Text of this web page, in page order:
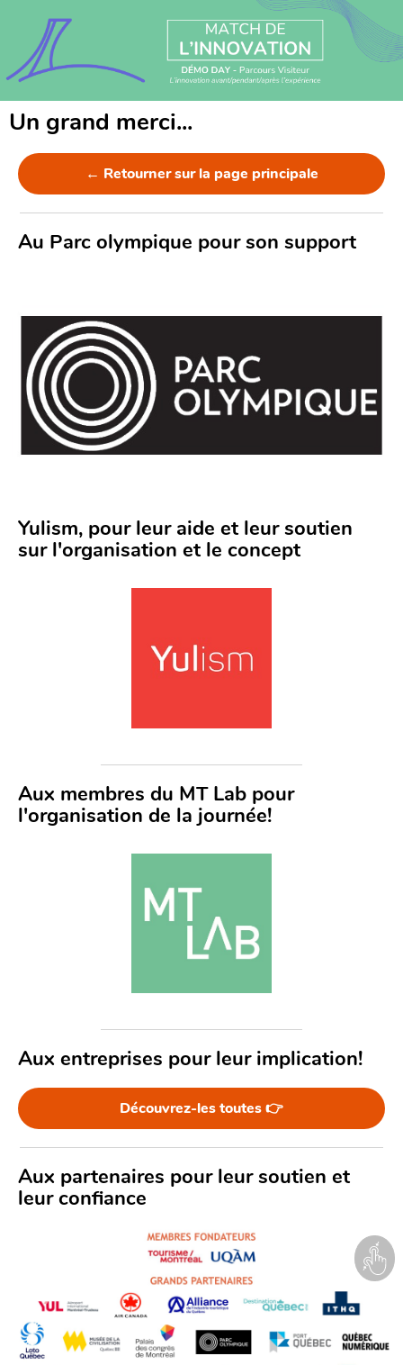
Un grand merci...
← Retourner sur la page principale
Au Parc olympique pour son support
Yulism, pour leur aide et leur soutien
sur l'organisation et le concept
Aux membres du MT Lab pour
l'organisation de la journée!
Aux entreprises pour leur implication!
Découvrez-les toutes 👉
Aux partenaires pour leur soutien et
leur confiance